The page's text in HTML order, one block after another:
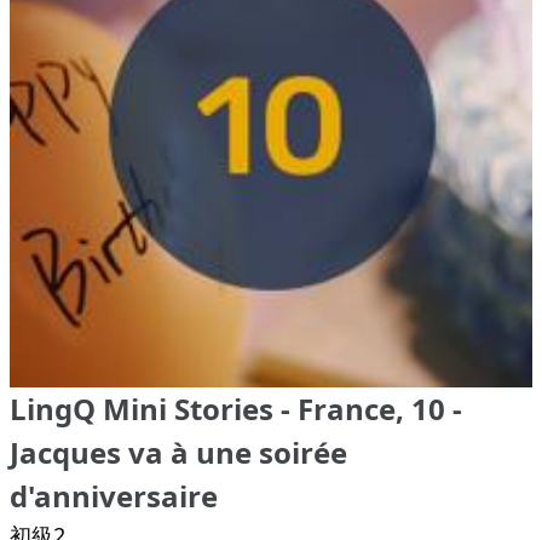
LingQ Mini Stories - France, 10 -
Jacques va à une soirée
d'anniversaire